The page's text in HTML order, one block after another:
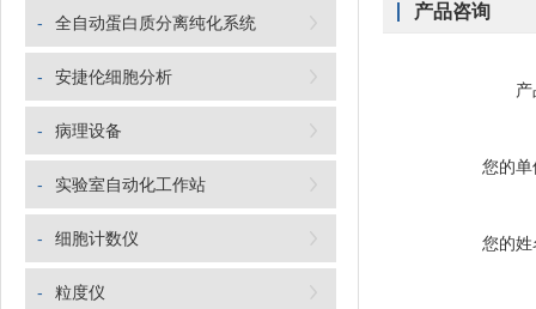
- 全自动蛋白质分离纯化系统
- 安捷伦细胞分析
- 病理设备
- 实验室自动化工作站
- 细胞计数仪
- 粒度仪
产品咨询
您的单
您的姓